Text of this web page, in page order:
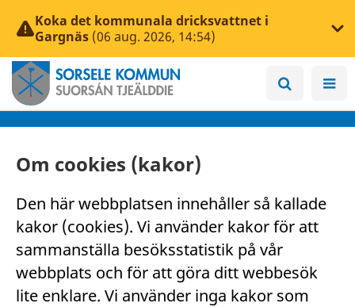
Koka det kommunala dricksvattnet i
Gargnäs (06 aug. 2026, 14:54)
Om cookies (kakor)
Den här webbplatsen innehåller så kallade
kakor (cookies). Vi använder kakor för att
sammanställa besöksstatistik på vår
webbplats och för att göra ditt webbesök
lite enklare. Vi använder inga kakor som